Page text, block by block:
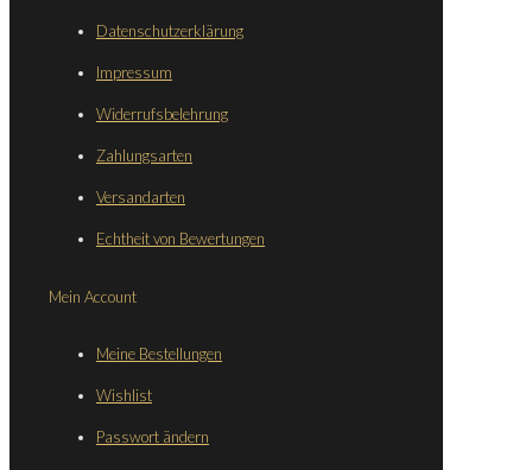
Datenschutzerklärung
Impressum
Widerrufsbelehrung
Zahlungsarten
Versandarten
Echtheit von Bewertungen
Mein Account
Meine Bestellungen
Wishlist
Passwort ändern